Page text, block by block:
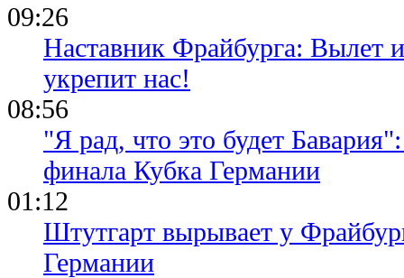
09:26
Наставник Фрайбурга: Вылет
укрепит нас!
08:56
"Я рад, что это будет
финала Кубка Германии
01:12
Штутгарт вырывает у
Германии